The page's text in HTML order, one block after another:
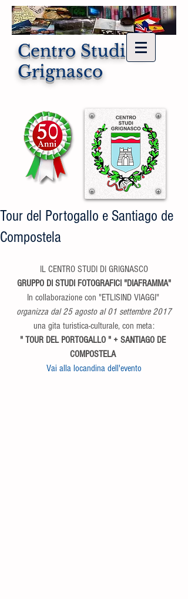
Centro Studi di
Grignasco
Tour del Portogallo e Santiago de
Compostela
IL CENTRO STUDI DI GRIGNASCO
GRUPPO DI STUDI FOTOGRAFICI "DIAFRAMMA"
In collaborazione con "ETLISIND VIAGGI"
organizza dal 25 agosto al 01 settembre 2017
una gita turistica-culturale, con meta:
" TOUR DEL PORTOGALLO " + SANTIAGO DE
COMPOSTELA
Vai alla locandina dell'evento